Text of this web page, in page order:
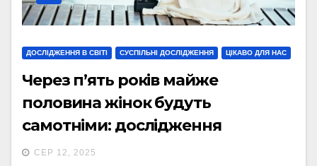
ДОСЛІДЖЕННЯ В СВІТІ СУСПІЛЬНІ ДОСЛІДЖЕННЯ ЦІКАВО ДЛЯ НАС
Через п’ять років майже
половина жінок будуть
самотніми: дослідження
СЕР 12, 2025